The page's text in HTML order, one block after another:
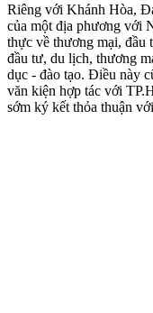
Riêng với Khánh Hòa,
của một địa phương với
thực về thương mại, đầu
đầu tư, du lịch, thương
dục - đào tạo. Điều này
văn kiện hợp tác với
sớm ký kết thỏa thuận